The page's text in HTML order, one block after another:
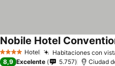
4 EstrellasHotel Habitaciones con
Nobile Hotel
8,9 Excelente 5.757 Ciudad